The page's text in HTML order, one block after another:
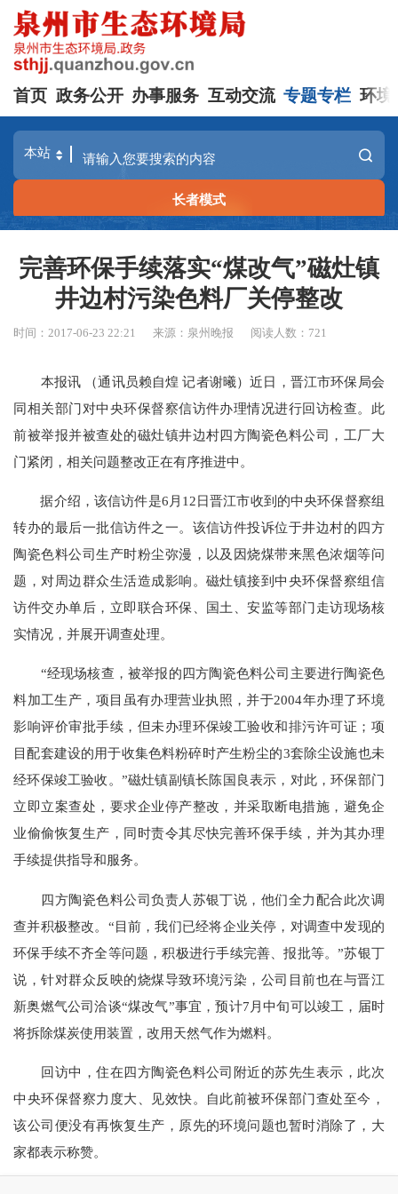
首页 政务公开 办事服务 互动交流 专题专栏 环境
长者模式
完善环保手续落实“煤改气”磁灶镇
井边村污染色料厂关停整改
时间：2017-06-23 22:21 来源：泉州晚报 阅读人数： 721
本报讯 （通讯员赖自煌 记者谢曦）近日，晋江市环保局会
同相关部门对中央环保督察信访件办理情况进行回访检查。此
前被举报并被查处的磁灶镇井边村四方陶瓷色料公司，工厂大
门紧闭，相关问题整改正在有序推进中。
据介绍，该信访件是6月12日晋江市收到的中央环保督察组
转办的最后一批信访件之一。该信访件投诉位于井边村的四方
陶瓷色料公司生产时粉尘弥漫，以及因烧煤带来黑色浓烟等问
题，对周边群众生活造成影响。磁灶镇接到中央环保督察组信
访件交办单后，立即联合环保、国土、安监等部门走访现场核
实情况，并展开调查处理。
“经现场核查，被举报的四方陶瓷色料公司主要进行陶瓷色
料加工生产，项目虽有办理营业执照，并于2004年办理了环境
影响评价审批手续，但未办理环保竣工验收和排污许可证；项
目配套建设的用于收集色料粉碎时产生粉尘的3套除尘设施也未
经环保竣工验收。”磁灶镇副镇长陈国良表示，对此，环保部门
立即立案查处，要求企业停产整改，并采取断电措施，避免企
业偷偷恢复生产，同时责令其尽快完善环保手续，并为其办理
手续提供指导和服务。
四方陶瓷色料公司负责人苏银丁说，他们全力配合此次调
查并积极整改。“目前，我们已经将企业关停，对调查中发现的
环保手续不齐全等问题，积极进行手续完善、报批等。”苏银丁
说，针对群众反映的烧煤导致环境污染，公司目前也在与晋江
新奥燃气公司洽谈“煤改气”事宜，预计7月中旬可以竣工，届时
将拆除煤炭使用装置，改用天然气作为燃料。
回访中，住在四方陶瓷色料公司附近的苏先生表示，此次
中央环保督察力度大、见效快。自此前被环保部门查处至今，
该公司便没有再恢复生产，原先的环境问题也暂时消除了，大
家都表示称赞。